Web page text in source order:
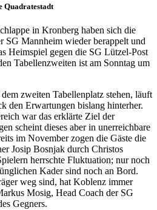
Quadratestadt
in Kronberg haben sich die
SG Mannheim wieder berappelt und
Heimspiel gegen die SG Lützel-Post
Tabellenzweiten ist am Sonntag um
zweiten Tabellenplatz stehen, läuft
den Erwartungen bislang hinterher.
war das erklärte Ziel der
scheint dieses aber in unerreichbare
im November zogen die Gäste die
Josip Bosnjak durch Christos
herrschte Fluktuation; nur noch
Kader sind noch an Bord.
weg sind, hat Koblenz immer
Mosig, Head Coach der SG
Gegners.